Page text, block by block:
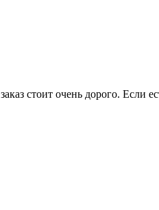
стоит очень дорого. Если